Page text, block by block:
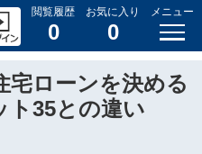
閲覧履歴
0
お気に入り
0
メニュー
宅ローンを決める
ト35との違い